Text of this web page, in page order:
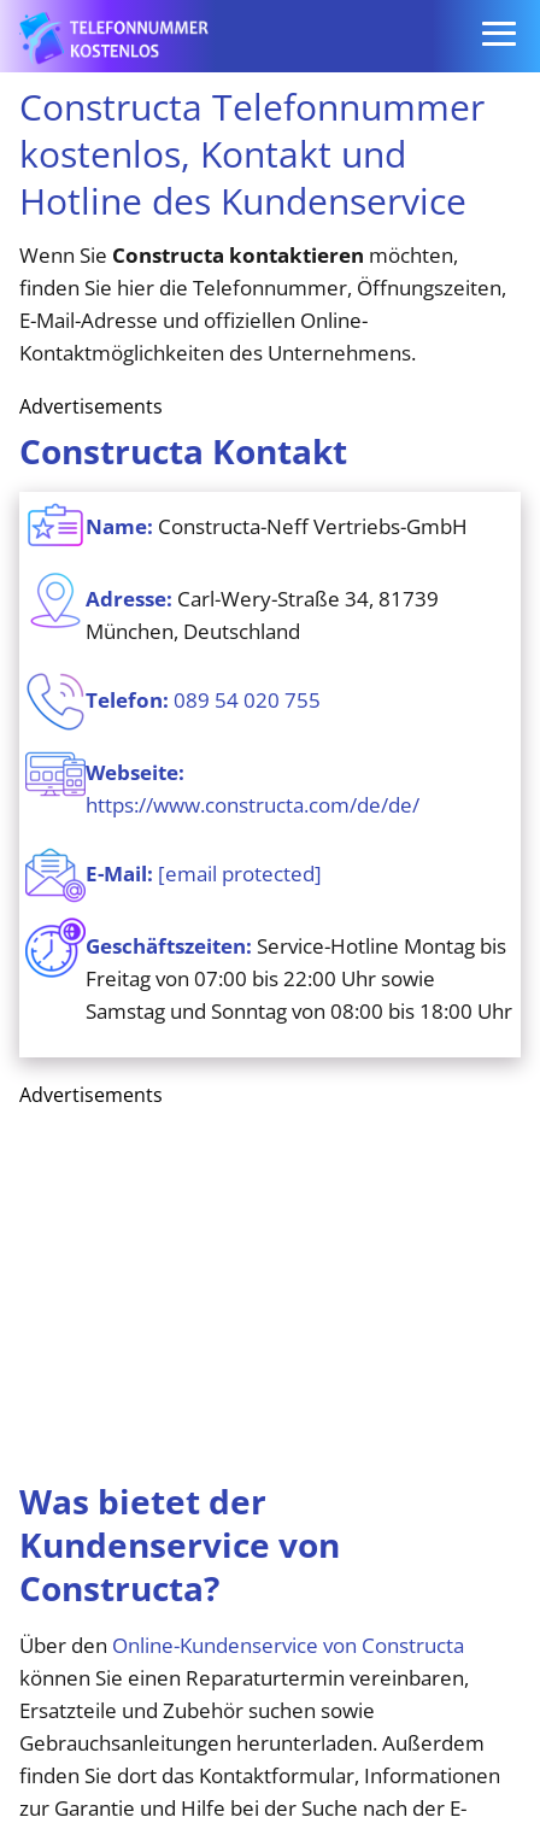
Constructa Telefonnummer
kostenlos, Kontakt und
Hotline des Kundenservice
Wenn Sie Constructa kontaktieren möchten,
finden Sie hier die Telefonnummer, Öffnungszeiten,
E-Mail-Adresse und offiziellen Online-
Kontaktmöglichkeiten des Unternehmens.
Advertisements
Constructa Kontakt
Name: Constructa-Neff Vertriebs-GmbH
Adresse: Carl-Wery-Straße 34, 81739
München, Deutschland
Telefon: 089 54 020 755
Webseite:
https://www.constructa.com/de/de/
E-Mail: [email protected]
Geschäftszeiten: Service-Hotline Montag bis
Freitag von 07:00 bis 22:00 Uhr sowie
Samstag und Sonntag von 08:00 bis 18:00 Uhr
Advertisements
Was bietet der
Kundenservice von
Constructa?
Über den Online-Kundenservice von Constructa
können Sie einen Reparaturtermin vereinbaren,
Ersatzteile und Zubehör suchen sowie
Gebrauchsanleitungen herunterladen. Außerdem
finden Sie dort das Kontaktformular, Informationen
zur Garantie und Hilfe bei der Suche nach der E-